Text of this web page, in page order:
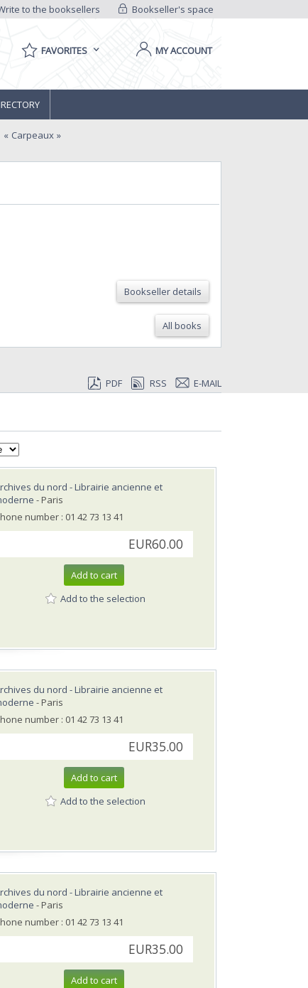
Bookseller's space
to the booksellers
FAVORITES MY ACCOUNT
Carpeaux
Bookseller details
All books
PDF RSS E-MAIL
du nord - Librairie ancienne et
- Paris
number : 01 42 73 13 41
EUR60.00
Add to cart
Add to the selection
du nord - Librairie ancienne et
- Paris
number : 01 42 73 13 41
EUR35.00
Add to cart
Add to the selection
du nord - Librairie ancienne et
- Paris
number : 01 42 73 13 41
EUR35.00
Add to cart